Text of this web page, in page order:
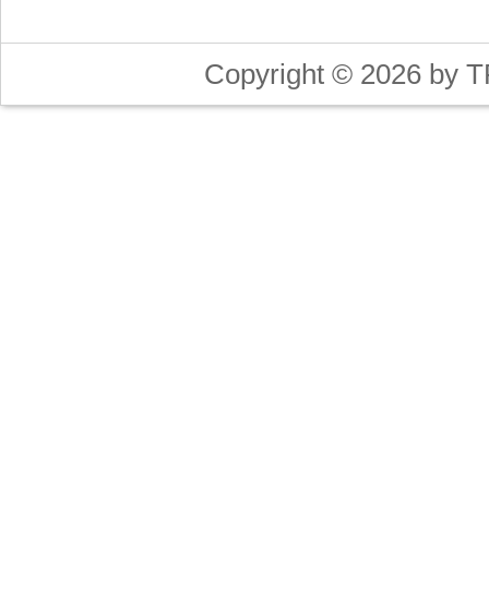
Copyright © 2026 by